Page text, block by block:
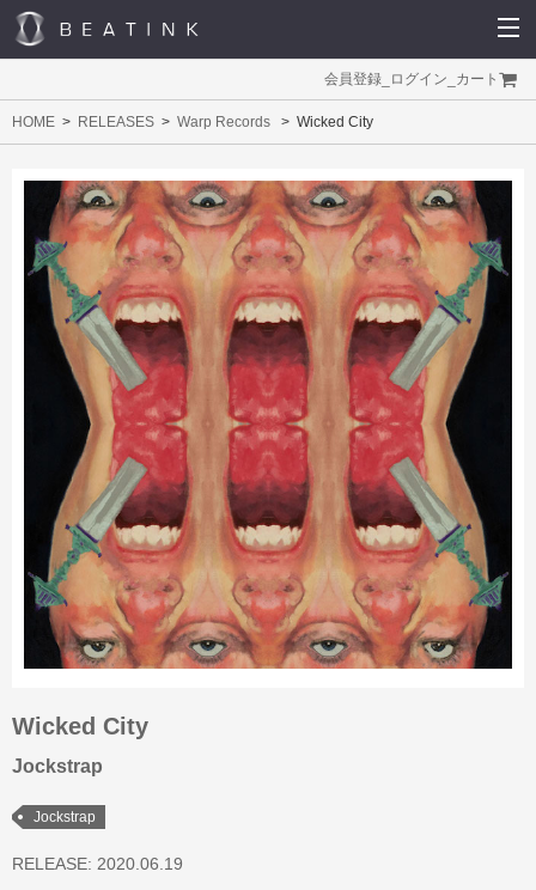
会員登録 ログイン カート
HOME RELEASES Warp Records Wicked City
Wicked City
Jockstrap
Jockstrap
RELEASE: 2020.06.19